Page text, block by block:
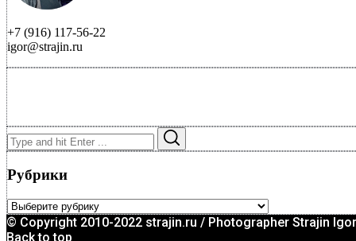
+7 (916) 117-56-22
igor@strajin.ru
Search
for:
Рубрики
Рубрики
© Copyright 2010-2022 strajin.ru / Photographer Strajin Igor
Back to top